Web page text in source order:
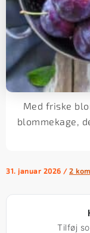
Med friske
blommekage,
31. januar 2026 / 2
Tilføj